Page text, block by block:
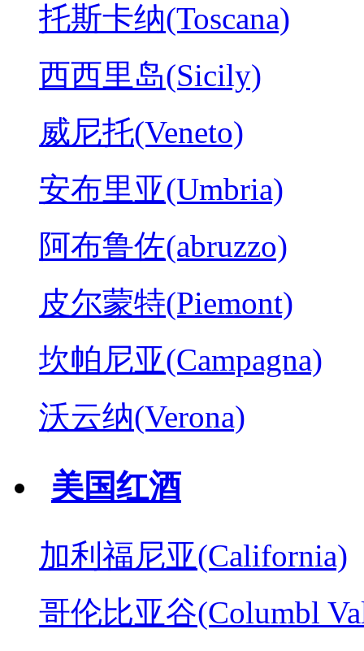
托斯卡纳(Toscana)
西西里岛(Sicily)
威尼托(Veneto)
安布里亚(Umbria)
阿布鲁佐(abruzzo)
皮尔蒙特(Piemont)
坎帕尼亚(Campagna)
沃云纳(Verona)
美国红酒
加利福尼亚(California)
哥伦比亚谷(Columbl